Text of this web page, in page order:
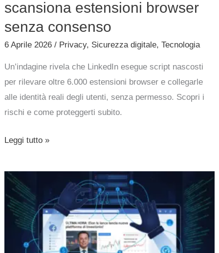
scansiona estensioni browser
senza consenso
6 Aprile 2026/ Privacy, Sicurezza digitale,Tecnologia
Un’indagine rivela che LinkedIn esegue script nascosti
per rilevare oltre 6.000 estensioni browser e collegarle
alle identità reali degli utenti, senza permesso. Scopri i
rischi e come proteggerti subito.
Leggi tutto »
Truffe
di
investimento
Facebook: